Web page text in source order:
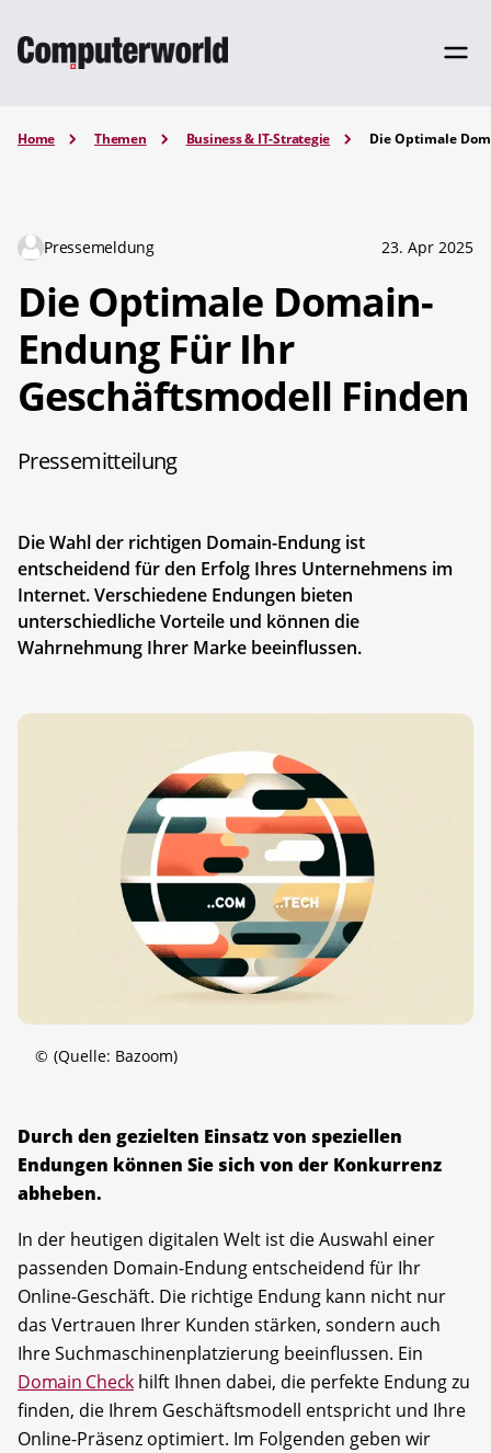
Home Themen Business & IT-Strategie Die Optimale
Pressemeldung 23. Apr 2025
Die Optimale Domain-
Endung Für Ihr
Geschäftsmodell Finden
Pressemitteilung
Die Wahl der richtigen Domain-Endung ist
entscheidend für den Erfolg Ihres Unternehmens im
Internet. Verschiedene Endungen bieten
unterschiedliche Vorteile und können die
Wahrnehmung Ihrer Marke beeinflussen.
© (Quelle: Bazoom)
Durch den gezielten Einsatz von speziellen
Endungen können Sie sich von der Konkurrenz
abheben.
In der heutigen digitalen Welt ist die Auswahl einer
passenden Domain-Endung entscheidend für Ihr
Online-Geschäft. Die richtige Endung kann nicht nur
das Vertrauen Ihrer Kunden stärken, sondern auch
Ihre Suchmaschinenplatzierung beeinflussen. Ein
Domain Check hilft Ihnen dabei, die perfekte Endung zu
finden, die Ihrem Geschäftsmodell entspricht und Ihre
Online-Präsenz optimiert. Im Folgenden geben wir